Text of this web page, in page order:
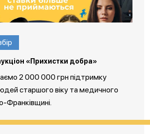
«Прихистки добра»
2 000 000 грн підтримку
старшого віку та медичного
Франківщині.